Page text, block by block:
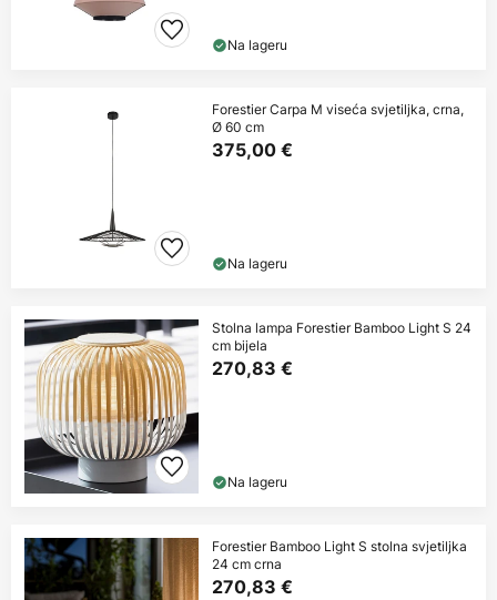
Na lageru
Forestier Carpa M viseća svjetiljka, crna,
Ø 60 cm
375,00 €
Na lageru
Stolna lampa Forestier Bamboo Light S 24
cm bijela
270,83 €
Na lageru
Forestier Bamboo Light S stolna svjetiljka
24 cm crna
270,83 €